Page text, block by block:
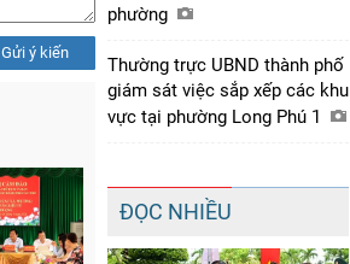
Gửi ý kiến
phường
Thường trực UBND thành phố
giám sát việc sắp xếp các khu
vực tại phường Long Phú 1
ĐỌC NHIỀU